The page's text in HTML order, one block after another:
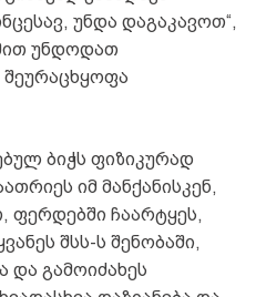
უნდა დაგაკავოთ“,
უნდოდათ
შეურაცხყოფა
ბიჭს ფიზიკურად
იმ მანქანისკენ,
ფერდებში ჩაარტყეს,
შსს-ს შენობაში,
და გამოიძახეს